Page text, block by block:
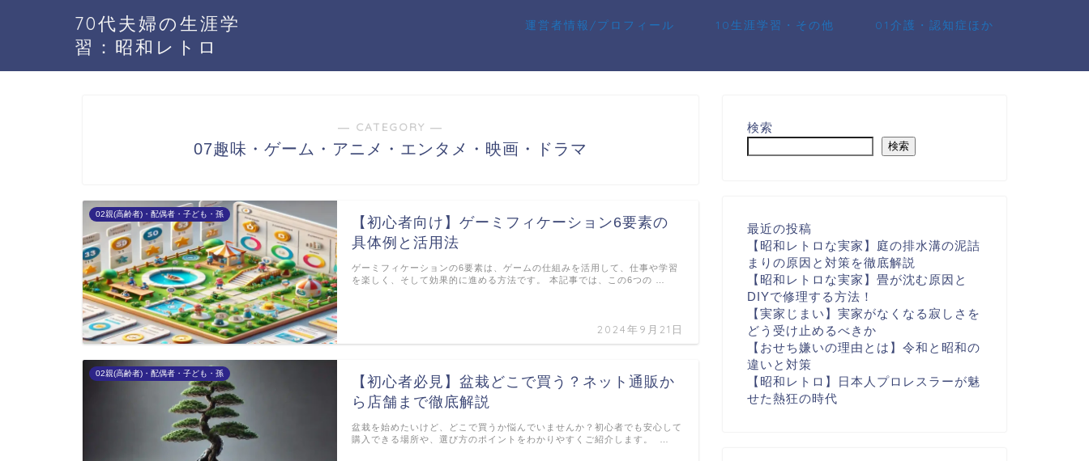
70代夫婦の生涯学
習：昭和レトロ
運営者情報/プロフィール 10生涯学習・その他 01介護・認知症ほか
― CATEGORY ―
07趣味・ゲーム・アニメ・エンタメ・映画・ドラマ
02親(高齢者)・配偶者・子ども・孫
【初心者向け】ゲーミフィケーション6要素の
具体例と活用法
2024年9月21日
ゲーミフィケーションの6要素は、ゲームの仕組みを活用して、仕事や学習
を楽しく、そして効果的に進める方法です。 本記事では、この6つの …
02親(高齢者)・配偶者・子ども・孫
【初心者必見】盆栽どこで買う？ネット通販か
ら店舗まで徹底解説
盆栽を始めたいけど、どこで買うか悩んでいませんか？初心者でも安心して
購入できる場所や、選び方のポイントをわかりやすくご紹介します。 …
検索
検索
最近の投稿
【昭和レトロな実家】庭の排水溝の泥詰
まりの原因と対策を徹底解説
【昭和レトロな実家】畳が沈む原因と
DIYで修理する方法！
【実家じまい】実家がなくなる寂しさを
どう受け止めるべきか
【おせち嫌いの理由とは】令和と昭和の
違いと対策
【昭和レトロ】日本人プロレスラーが魅
せた熱狂の時代